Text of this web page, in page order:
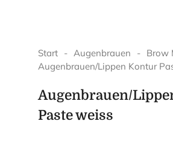
Start - Augenbrauen - Brow
Augenbrauen/Lippen Kontur
Augenbrauen/
Paste weiss